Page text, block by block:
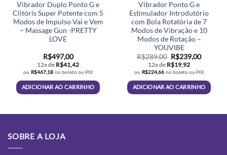
Vibrador Duplo Ponto G e
Clitóris Super Potente com 5
Modos de Impulso Vai e Vem
– Massage Gun -PRETTY
LOVE
R$497,00
12x de R$41,42
ou R$467,18 no boleto ou PIX
ADICIONAR AO CARRINHO
Vibrador Ponto G e
Estimulador Introdutório
com Bola Rotatória de 7
Modos de Vibração e 10
Modos de Rotação –
YOUVIBE
R$289,00 O
preço
original
era:
R$289,00.
R$239,00O
atual
é:
12x de R$19,92
ou R$224,66 no boleto ou PIX
ADICIONAR AO CARRINHO
SOBRE A LOJA